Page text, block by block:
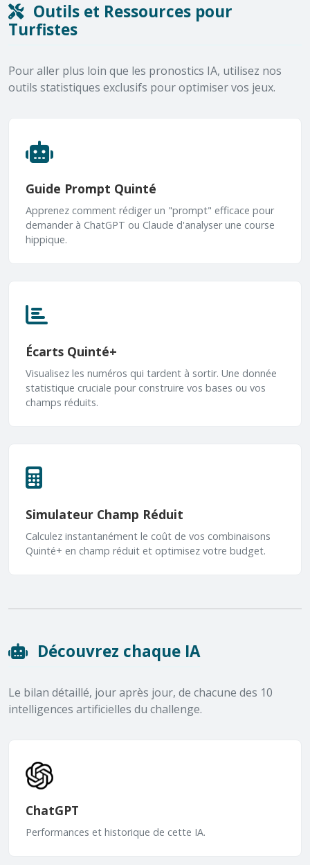
Outils et Ressources pour
Turfistes
Pour aller plus loin que les pronostics IA, utilisez nos
outils statistiques exclusifs pour optimiser vos jeux.
Guide Prompt Quinté
Apprenez comment rédiger un "prompt" efficace pour
demander à ChatGPT ou Claude d'analyser une course
hippique.
Écarts Quinté+
Visualisez les numéros qui tardent à sortir. Une donnée
statistique cruciale pour construire vos bases ou vos
champs réduits.
Simulateur Champ Réduit
Calculez instantanément le coût de vos combinaisons
Quinté+ en champ réduit et optimisez votre budget.
Découvrez chaque IA
Le bilan détaillé, jour après jour, de chacune des 10
intelligences artificielles du challenge.
ChatGPT
Performances et historique de cette IA.